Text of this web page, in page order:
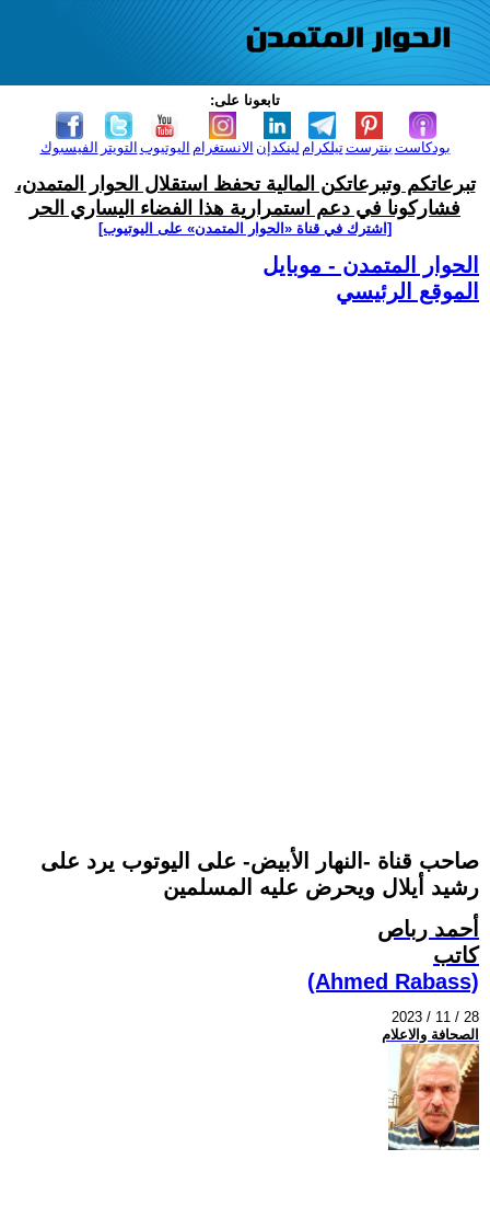
تابعونا على:
الفيسبوك التويتر اليوتيوب الانستغرام لينكدإن تيلكرامبنترست بودكاست
تبرعاتكم وتبرعاتكن المالية تحفظ استقلال الحوار المتمدن،
فشاركونا في دعم استمرارية هذا الفضاء اليساري الحر
[اشترك في قناة ‫«الحوار المتمدن» على اليوتيوب]
الحوار المتمدن - موبايل
الموقع الرئيسي
صاحب قناة -النهار الأبيض- على اليوتوب يرد على
رشيد أيلال ويحرض عليه المسلمين
أحمد رباص
كاتب
(Ahmed Rabass)
2023 / 11 / 28
الصحافة والاعلام